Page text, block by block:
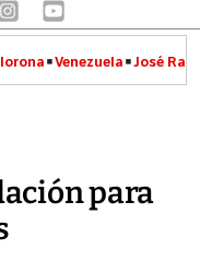
Venezuela José
para